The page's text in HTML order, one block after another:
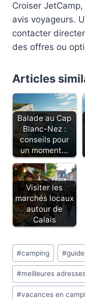
Croiser
avis voyageurs.
contacter
des offres ou
Articles
Balade au Cap
Blanc-Nez :
conseils pour
un moment…
Visiter les
marchés locaux
autour de
Calais
Étiquettes
de
la
publication :
#camping #
#meilleures
#vacances en